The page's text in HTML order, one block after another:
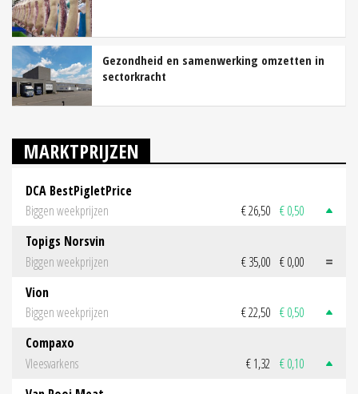
Gezondheid en samenwerking omzetten in
sectorkracht
MARKTPRIJZEN
DCA BestPigletPrice
Biggen weekprijzen
€ 26,50 € 0,50
Topigs Norsvin
Biggen weekprijzen
€ 35,00 € 0,00
Vion
Biggen weekprijzen
€ 22,50 € 0,50
Compaxo
Vleesvarkens
€ 1,32 € 0,10